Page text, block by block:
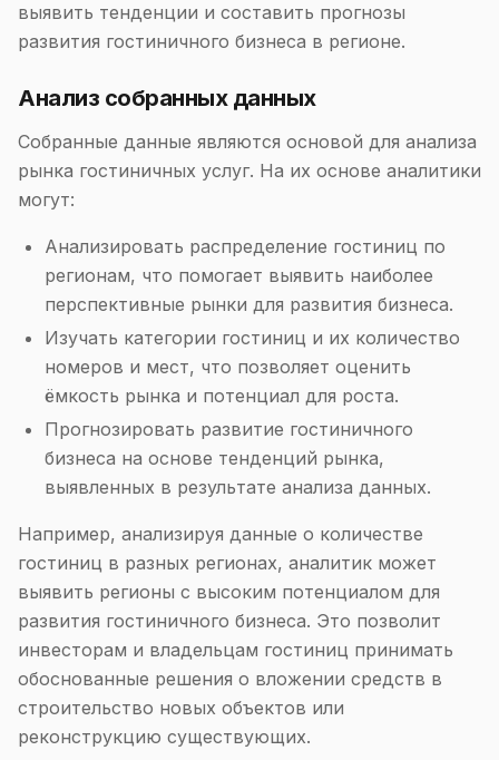
выявить тенденции и составить прогнозы
развития гостиничного бизнеса в регионе.
Анализ собранных данных
Собранные данные являются основой для анализа
рынка гостиничных услуг. На их основе аналитики
могут:
Анализировать распределение гостиниц по
регионам, что помогает выявить наиболее
перспективные рынки для развития бизнеса.
Изучать категории гостиниц и их количество
номеров и мест, что позволяет оценить
ёмкость рынка и потенциал для роста.
Прогнозировать развитие гостиничного
бизнеса на основе тенденций рынка,
выявленных в результате анализа данных.
Например, анализируя данные о количестве
гостиниц в разных регионах, аналитик может
выявить регионы с высоким потенциалом для
развития гостиничного бизнеса. Это позволит
инвесторам и владельцам гостиниц принимать
обоснованные решения о вложении средств в
строительство новых объектов или
реконструкцию существующих.